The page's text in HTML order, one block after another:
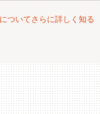
ついてさらに詳しく知る